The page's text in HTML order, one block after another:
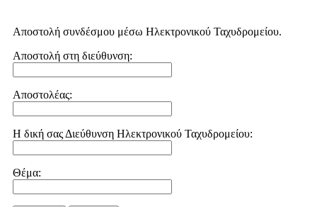
Αποστολή συνδέσμου μέσω Ηλεκτρονικού Ταχυδρομείου.
Αποστολή στη διεύθυνση:
Αποστολέας:
Η δική σας Διεύθυνση Ηλεκτρονικού Ταχυδρομείου:
Θέμα: